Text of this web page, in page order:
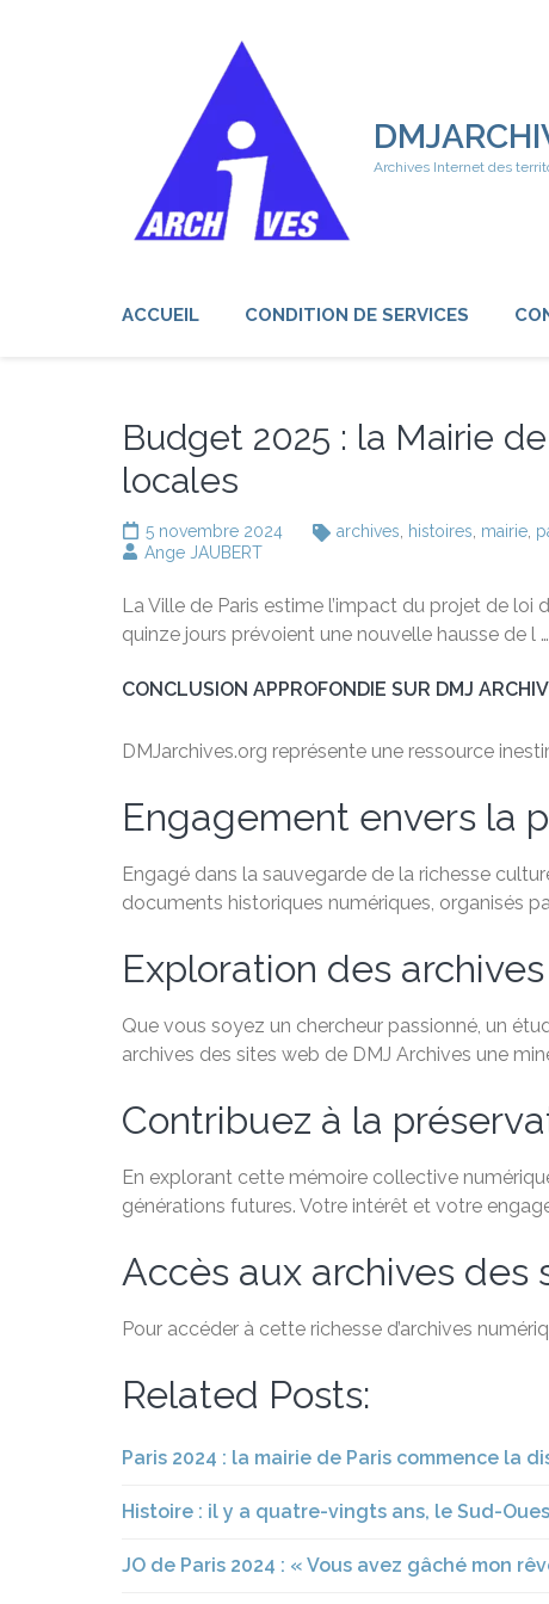
Archives Internet des
ACCUEIL CONDITION DE SERVICES
Budget 2025 : la Mairie
locales
5 novembre 2024 archives histoires mairie
Ange JAUBERT
La Ville de Paris estime l’impact du projet de
quinze jours prévoient une nouvelle hausse de l …
CONCLUSION APPROFONDIE SUR DMJ
DMJarchives.org représente une ressource
Engagement envers la
Engagé dans la sauvegarde de la richesse
documents historiques numériques, organisés
Exploration des
Que vous soyez un chercheur passionné, un
archives des sites web de DMJ Archives une
Contribuez à la
En explorant cette mémoire collective
générations futures. Votre intérêt et votre
Accès aux archives des
Pour accéder à cette richesse d’archives
Related Posts:
Paris 2024 : la mairie de Paris commence la
Histoire : il y a quatre-vingts ans, le Sud-
JO de Paris 2024 : « Vous avez gâché mon